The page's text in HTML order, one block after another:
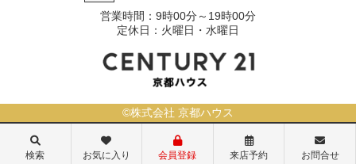
営業時間：9時00分～19時00分
定休日：火曜日・水曜日
©株式会社 京都ハウス
検索 お気に入り 会員登録 来店予約 お問合せ